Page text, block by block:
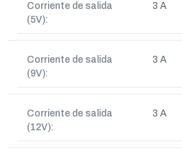
Corriente de salida
(5V):
3 A
Corriente de salida
(9V):
3 A
Corriente de salida
(12V):
3 A